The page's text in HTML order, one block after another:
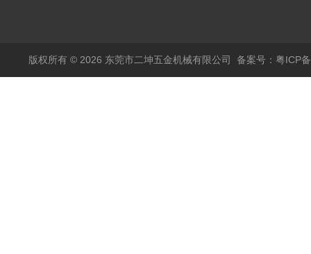
版权所有 © 2026 东莞市二坤五金机械有限公司 备案号：粤ICP